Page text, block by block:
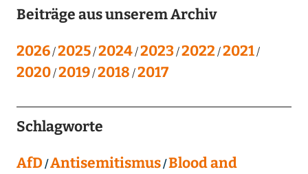
Beiträge aus unserem Archiv
2026 2025 2024 2023 2022 2021
2020 2019 2018 2017
Schlagworte
AfD Antisemitismus Blood and